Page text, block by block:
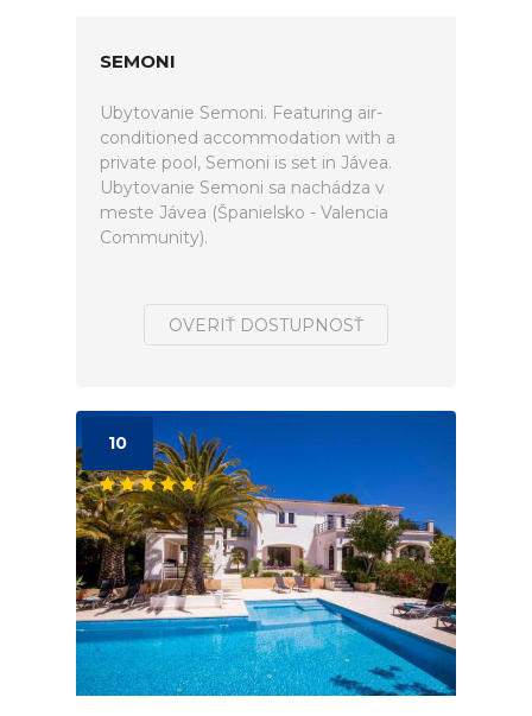
SEMONI
Ubytovanie Semoni. Featuring air-
conditioned accommodation with a
private pool, Semoni is set in Jávea.
Ubytovanie Semoni sa nachádza v
meste Jávea (Španielsko - Valencia
Community).
OVERIŤ DOSTUPNOSŤ
10